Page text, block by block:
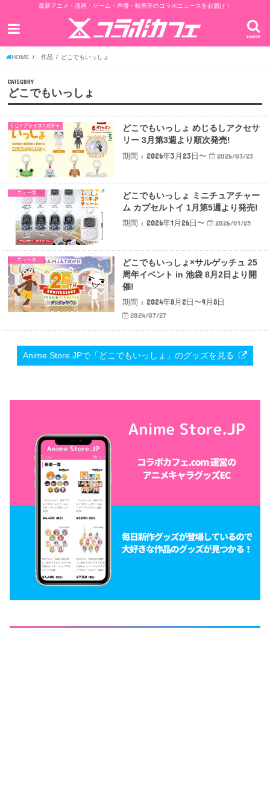
最新アニメ・漫画・ゲーム・声優・映画等のコラボニュースをお届け！
search
HOME . 作品 どこでもいっしょ
CATEGORY
どこでもいっしょ
くじ / プライズ / ガチャ
どこでもいっしょ めじるしアクセサ
リー 3月第3週より順次発売!
期間 : 2026年3月23日〜
2026/03/23
ニュース
どこでもいっしょ ミニチュアチャー
ム カプセルトイ 1月第5週より発売!
期間 : 2026年1月26日〜
2026/01/25
ニュース
どこでもいっしょ×サルゲッチュ 25
周年イベント in 池袋 8月2日より開
催!
期間 : 2024年8月2日〜9月8日
2024/07/27
Anime Store.JPで「どこでもいっしょ」のグッズを見る